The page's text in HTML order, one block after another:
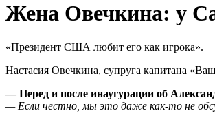
Жена Овечкина: у
«Президент США любит его как игрока».
Настасия Овечкина, супруга капитана
— Перед и после инаугурации об
— Если честно, мы это даже как-то не